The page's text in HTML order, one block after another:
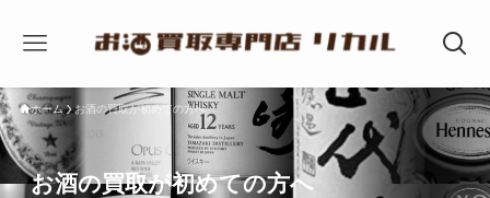
ホーム お酒の買取が初めての方へ
お酒の買取が初めての方へ